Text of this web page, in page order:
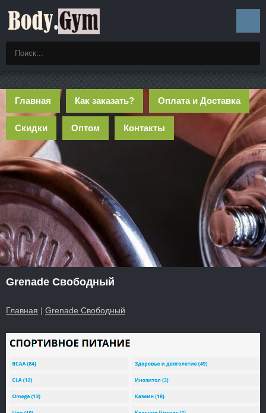
Главная Как заказать? Оплата и Доставка
Скидки Оптом Контакты
Grenade Свободный
Главная | Grenade Свободный